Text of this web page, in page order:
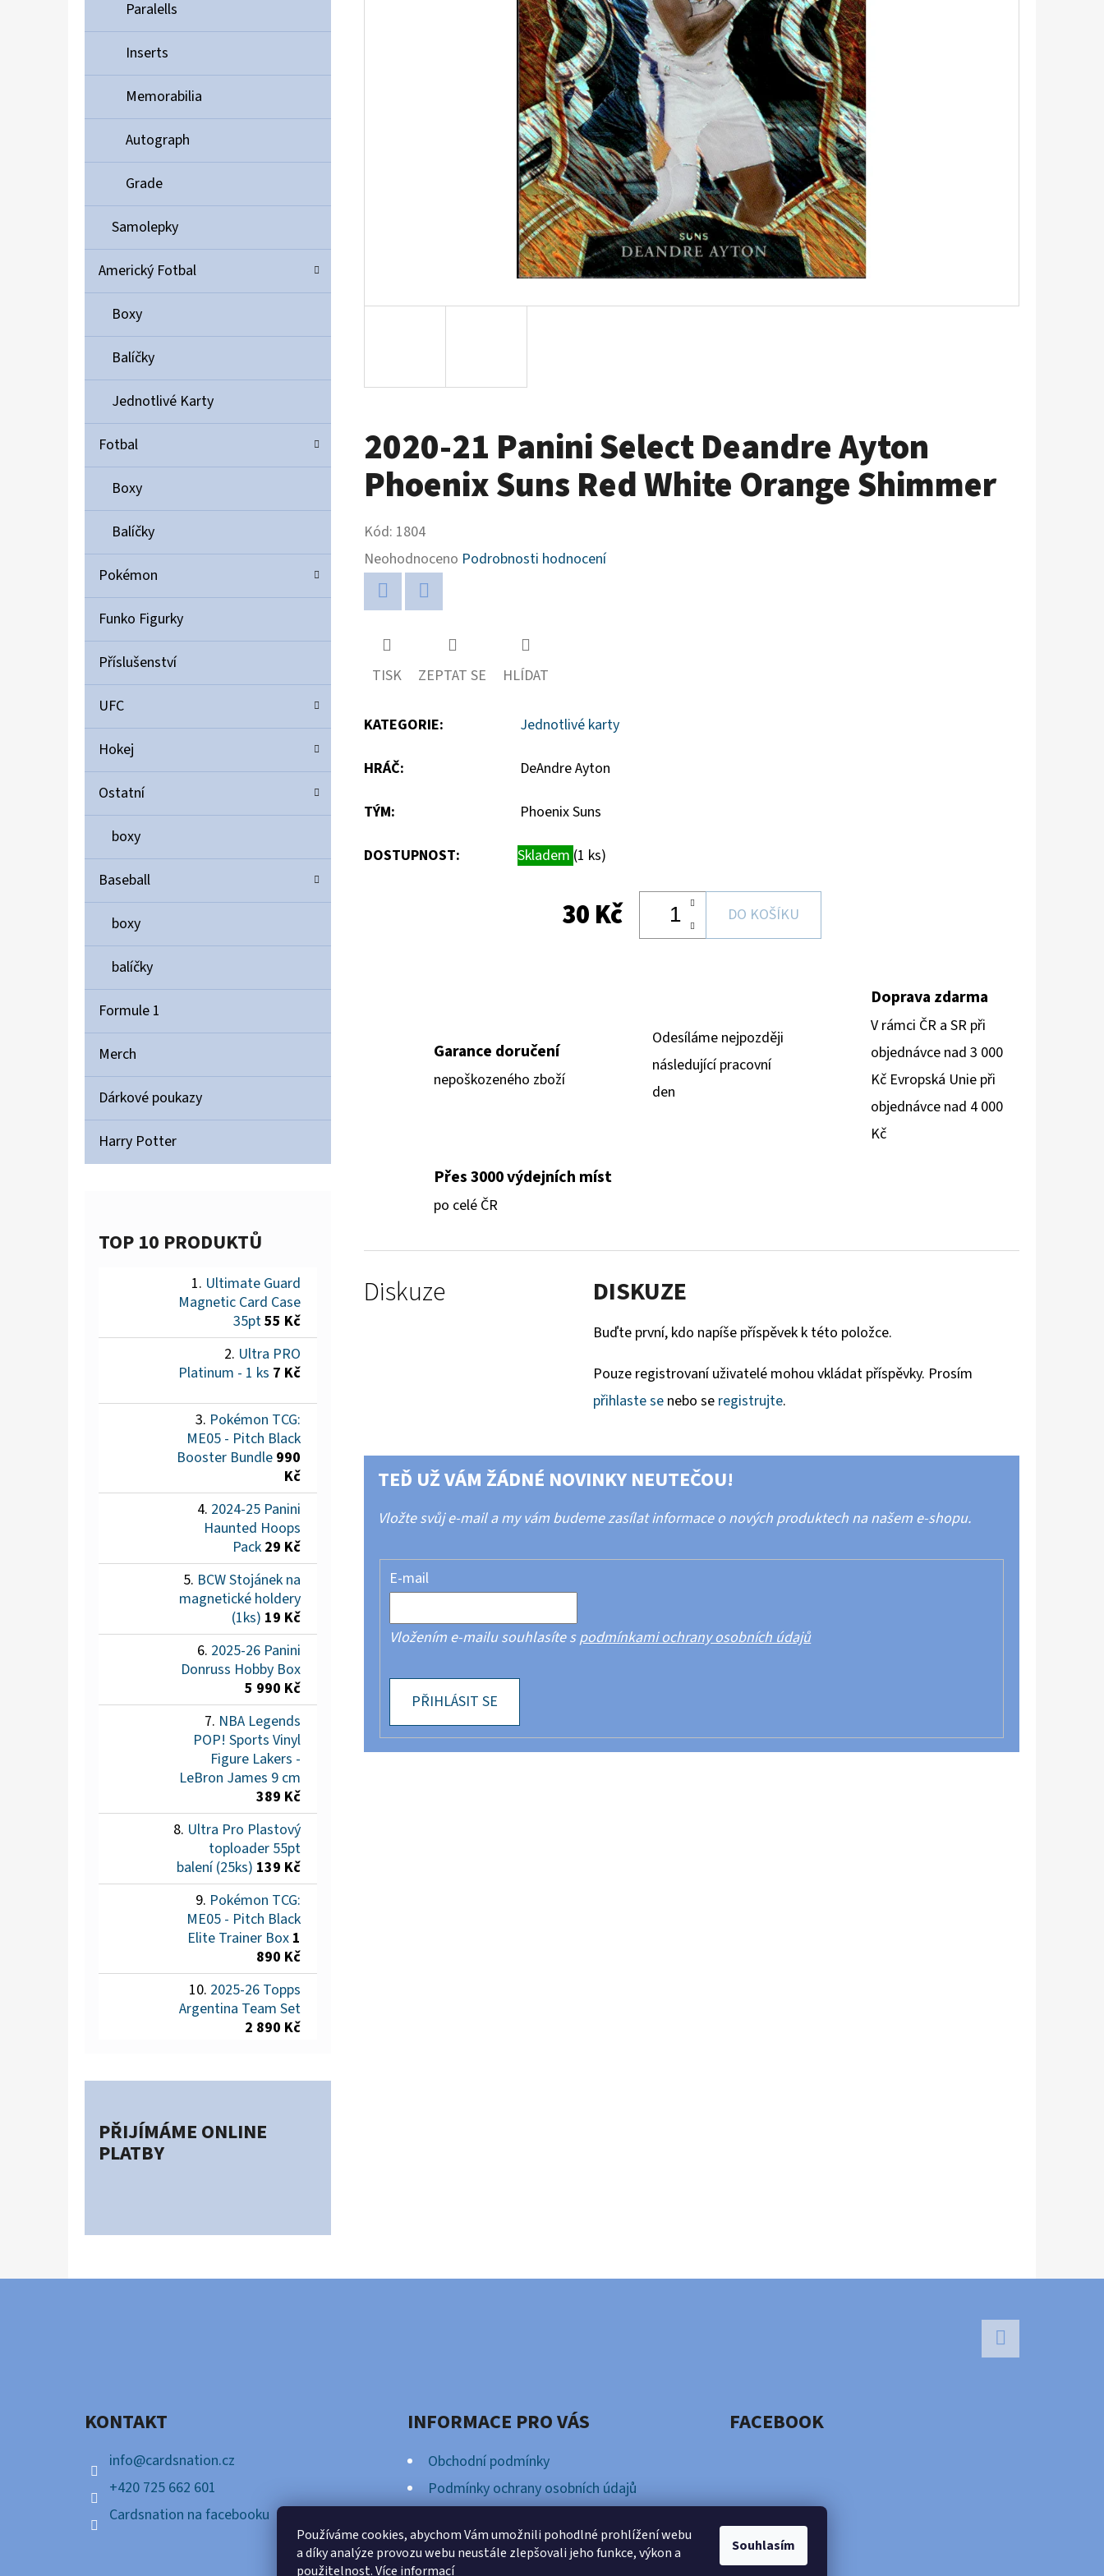
Používáme cookies, abychom Vám umožnili pohodlné prohlížení webu
a díky analýze provozu webu neustále zlepšovali jeho funkce, výkon a
použitelnost.Více informací
Souhlasím
Paralells
Inserts
Memorabilia
Autograph
Grade
Samolepky
Americký Fotbal
Boxy
Balíčky
Jednotlivé Karty
Fotbal
Boxy
Balíčky
Pokémon
Funko Figurky
Příslušenství
UFC
Hokej
Ostatní
boxy
Baseball
boxy
balíčky
Formule 1
Merch
Dárkové poukazy
Harry Potter
TOP 10 PRODUKTŮ
Ultimate Guard
Magnetic Card Case
35pt55 Kč
Ultra PRO
Platinum - 1 ks 7 Kč
Pokémon TCG:
ME05 - Pitch Black
Booster Bundle 990
Kč
2024-25 Panini
Haunted Hoops
Pack 29 Kč
BCW Stojánek na
magnetické holdery
(1ks) 19 Kč
2025-26 Panini
Donruss Hobby Box
5 990 Kč
NBA Legends
POP! Sports Vinyl
Figure Lakers -
LeBron James 9 cm
389 Kč
Ultra Pro Plastový
toploader 55pt
balení (25ks) 139 Kč
Pokémon TCG:
ME05 - Pitch Black
Elite Trainer Box 1
890 Kč
2025-26 Topps
Argentina Team Set
2 890 Kč
PŘIJÍMÁME ONLINE
PLATBY
2020-21 Panini Select Deandre Ayton
Phoenix Suns Red White Orange Shimmer
Kód: 1804
Průměrné
hodnocení
produktu
0,0
5
Neohodnoceno Podrobnosti hodnocení
TISK ZEPTAT SE HLÍDAT
KATEGORIE: Jednotlivé karty
HRÁČ: DeAndre Ayton
TÝM: Phoenix Suns
DOSTUPNOST: Skladem (1 ks)
30 Kč DO KOŠÍKU
Garance doručení
nepoškozeného zboží
Odesíláme nejpozději
následující pracovní
den
Doprava zdarma
V rámci ČR a SR při
objednávce nad 3 000
Kč Evropská Unie při
objednávce nad 4 000
Kč
Přes 3000 výdejních míst
po celé ČR
Diskuze DISKUZE
Buďte první, kdo napíše příspěvek k této položce.
Pouze registrovaní uživatelé mohou vkládat příspěvky. Prosím
přihlaste se nebo se registrujte.
TEĎ UŽ VÁM ŽÁDNÉ NOVINKY NEUTEČOU!
Vložte svůj e-mail a my vám budeme zasílat informace o nových produktech na našem e-shopu.
E-mail
Vložením e-mailu souhlasíte spodmínkami ochrany osobních údajů
PŘIHLÁSIT SE
ULTIMATE GUARD MAGNETIC CARD CASE 35PT
POKÉMON TCG: ME05 - PITCH BLACK
BOOSTER BUNDLE
990 Kč
KONTAKT
info@cardsnation.cz
+420 725 662 601
Cardsnation na facebooku
INFORMACE PRO VÁS
Obchodní podmínky
Podmínky ochrany osobních údajů
FACEBOOK